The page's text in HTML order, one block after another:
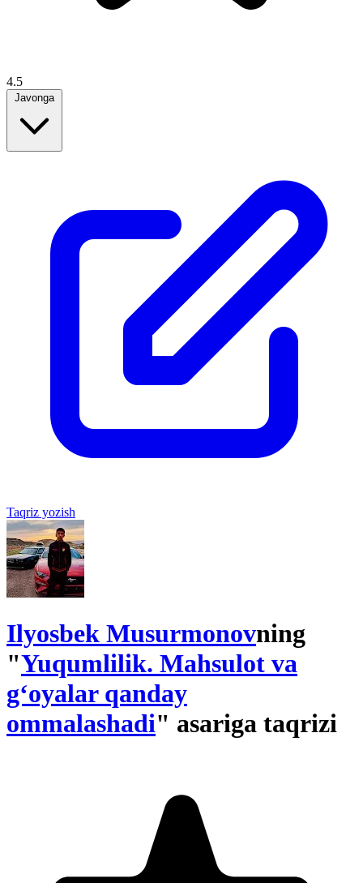
4.5
Javonga
Taqriz yozish
Ilyosbek Musurmonovning
"Yuqumlilik. Mahsulot va
g‘oyalar qanday
ommalashadi" asariga taqrizi